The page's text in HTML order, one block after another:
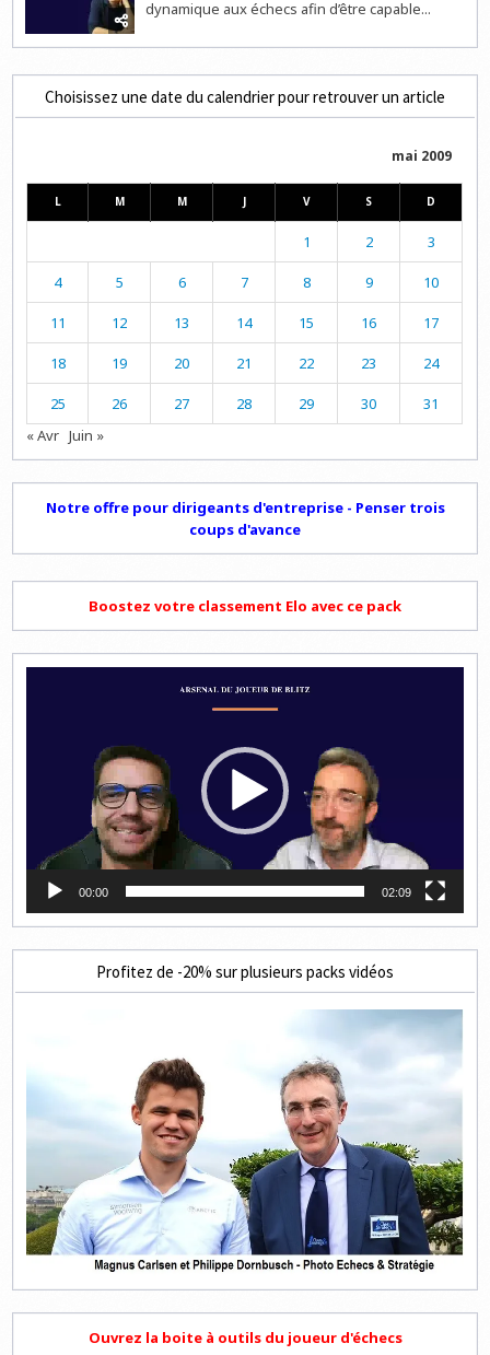
dynamique aux échecs afin d’être capable...
Choisissez une date du calendrier pour retrouver un article
mai 2009
L M M J V S D
1 2 3
4 5 6 7 8 9 10
11 12 13 14 15 16 17
18 19 20 21 22 23 24
25 26 27 28 29 30
31
« Avr Juin »
Notre offre pour dirigeants d'entreprise - Penser trois
coups d'avance
Boostez votre classement Elo avec ce pack
00:00 02:09
Profitez de -20% sur plusieurs packs vidéos
Ouvrez la boite à outils du joueur d'échecs